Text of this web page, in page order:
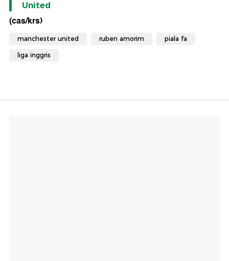
United
(cas/krs)
manchester united ruben amorim piala fa
liga inggris